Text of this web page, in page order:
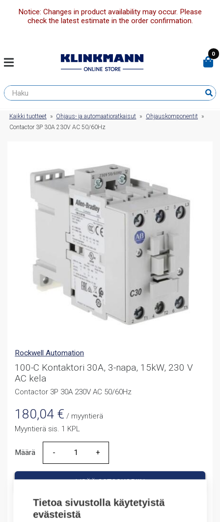
Tietoa sivustolla käytetyistä
evästeistä
Notice: Changes in product availability may occur. Please
check the latest estimate in the order confirmation.
0
Kaikki tuotteet » Ohjaus- ja automaatioratkaisut » Ohjauskomponentit »
Contactor 3P 30A 230V AC 50/60Hz
Rockwell Automation
100-C Kontaktori 30A, 3-napa, 15kW, 230 V
AC kela
Contactor 3P 30A 230V AC 50/60Hz
180,04 € / myyntierä
Myyntierä sis. 1 KPL
Määrä
Määrä
LISÄÄ OSTOSKORIIN